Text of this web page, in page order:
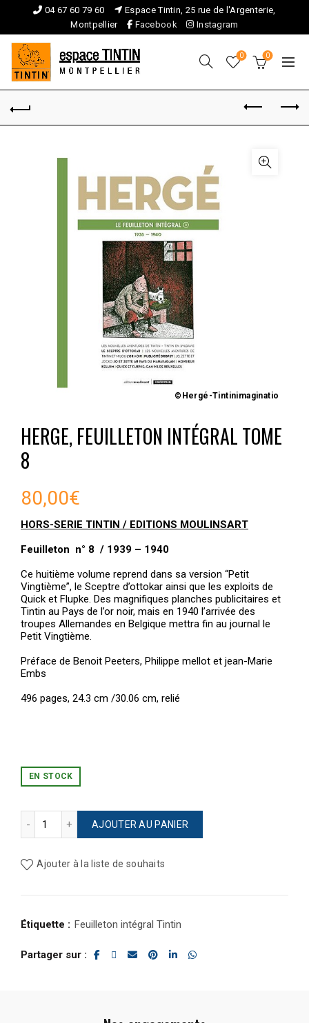
04 67 60 79 60
Espace Tintin, 25 rue de l'Argenterie,
Montpellier
Facebook Instagram
0 0
©Hergé-Tintinimaginatio
HERGE, FEUILLETON INTÉGRAL TOME
8
80,00€
HORS-SERIE TINTIN / EDITIONS MOULINSART
Feuilleton n° 8 / 1939 – 1940
Ce huitième volume reprend dans sa version “Petit
Vingtième”, le Sceptre d’ottokar ainsi que les exploits de
Quick et Flupke. Des magnifiques planches publicitaires et
Tintin au Pays de l’or noir, mais en 1940 l’arrivée des
troupes Allemandes en Belgique mettra fin au journal le
Petit Vingtième.
Préface de Benoit Peeters, Philippe mellot et jean-Marie
Embs
496 pages, 24.3 cm /30.06 cm, relié
EN STOCK
AJOUTER AU PANIER
Ajouter à la liste de souhaits
Étiquette : Feuilleton intégral Tintin
Partager sur